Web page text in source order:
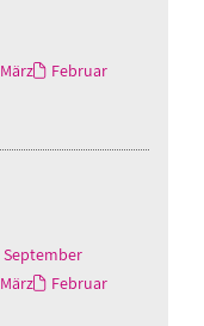
März
Februar
September
März
Februar